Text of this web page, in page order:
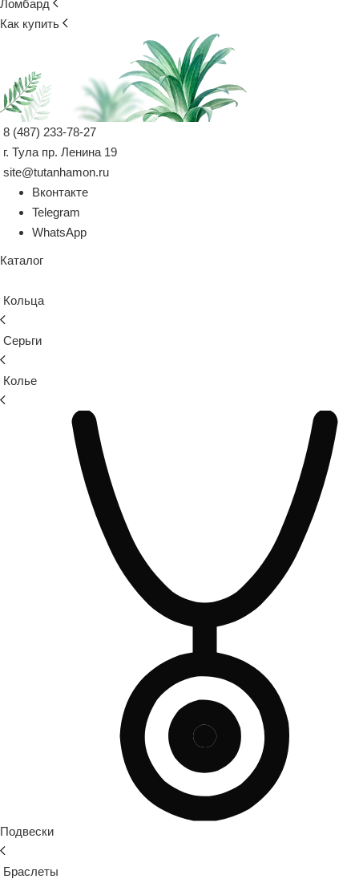
Ломбард
Как купить
8 (487) 233-78-27
г. Тула пр. Ленина 19
site@tutanhamon.ru
Вконтакте
Telegram
WhatsApp
Каталог
Кольца
Серьги
Колье
Подвески
Браслеты